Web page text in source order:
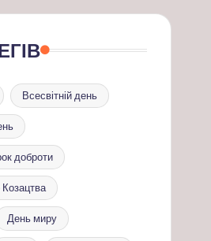
Всесвітній день
доброти
Козацтва
День миру